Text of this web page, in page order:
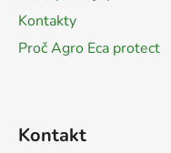
Kontakty
Proč Agro Eca protect
Kontakt